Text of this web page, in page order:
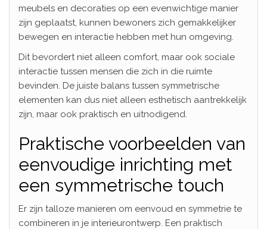
meubels en decoraties op een evenwichtige manier
zijn geplaatst, kunnen bewoners zich gemakkelijker
bewegen en interactie hebben met hun omgeving.
Dit bevordert niet alleen comfort, maar ook sociale
interactie tussen mensen die zich in die ruimte
bevinden. De juiste balans tussen symmetrische
elementen kan dus niet alleen esthetisch aantrekkelijk
zijn, maar ook praktisch en uitnodigend.
Praktische voorbeelden van
eenvoudige inrichting met
een symmetrische touch
Er zijn talloze manieren om eenvoud en symmetrie te
combineren in je interieurontwerp. Een praktisch